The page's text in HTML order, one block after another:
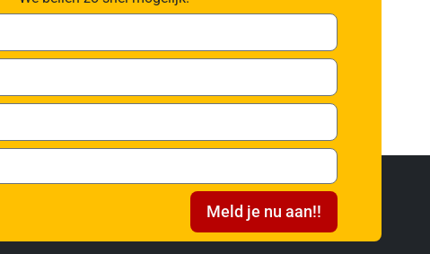
Meld je nu aan!!